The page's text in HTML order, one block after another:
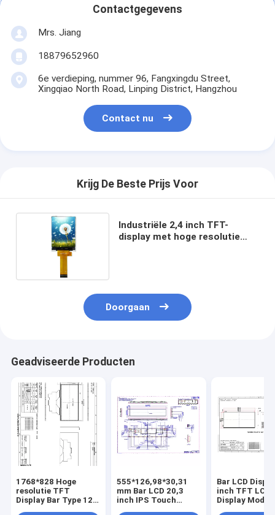
Contactgegevens
Mrs. Jiang
18879652960
6e verdieping, nummer 96, Fangxingdu Street,
Xingqiao North Road, Linping District, Hangzhou
Contact nu
Krijg De Beste Prijs Voor
Industriële 2,4 inch TFT-
display met hoge resolutie
Doorgaan
Geadviseerde Producten
1768*828 Hoge
resolutie TFT
Display Bar Type 12
555*126,98*30,31
mm Bar LCD 20,3
inch IPS Touch
Bar LCD
inch TFT LCD
Display